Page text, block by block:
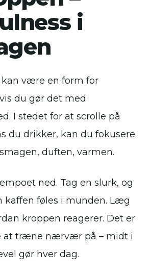
i
være en form for
du gør det med
I stedet for at scrolle på
du drikker, kan du fokusere
duften, varmen.
ned. Tag en slurk, og
kaffen føles i munden. Læg
kroppen reagerer. Det er
at træne nærvær på – midt i
gør hver dag.